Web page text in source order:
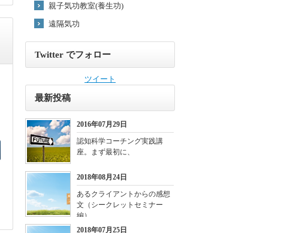
親子気功教室(養生功)
遠隔気功
Twitter でフォロー
ツイート
最新投稿
2016年07月29日
認知科学コーチング実践講
座。まず最初に、
2018年08月24日
あるクライアントからの感想
文（シークレットセミナー
編）
2018年07月25日